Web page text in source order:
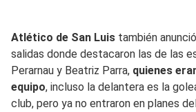
Atlético de San Luis también
salidas donde destacaron las de las
Perarnau y Beatriz Parra, quienes
equipo, incluso la delantera es la
club, pero ya no entraron en planes